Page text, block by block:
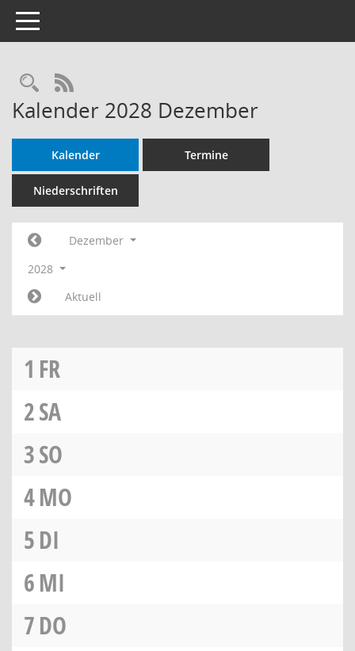
Toggle navigation
Rechercheauswahl
RSS-Feed
Kalender 2028 Dezember
Kalender Termine
Niederschriften
Dezember
2028
Aktuell
1 FR
2SA
3SO
4MO
5DI
6MI
7DO